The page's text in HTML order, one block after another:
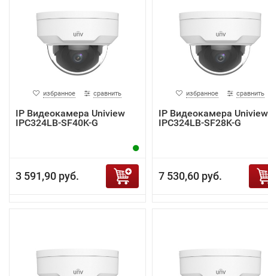
избранное сравнить
IP Видеокамера Uniview
IPC324LB-SF40K-G
3 591,90 руб.
избранное сравнить
IP Видеокамера Uniview
IPC324LB-SF28K-G
7 530,60 руб.